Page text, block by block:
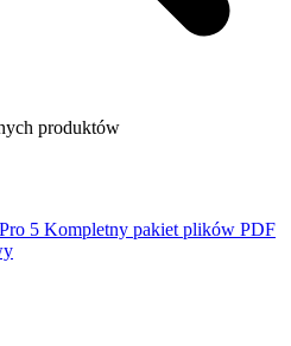
produktów
5 Kompletny pakiet plików PDF